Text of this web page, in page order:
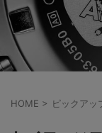
HOME > ピックアッ